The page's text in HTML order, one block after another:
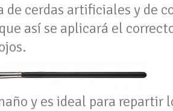
de cerdas artificiales y de
así se aplicará el
y es ideal para repartir